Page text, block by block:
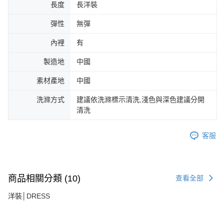
長度 長洋裝
彈性 無彈
內裡 有
製造地 中國
素材產地 中國
洗滌方式
建議依洗滌標示清洗,淺色與深色建議分開
清洗
客服
商品相關分類 (10) 查看全部
洋裝│DRESS